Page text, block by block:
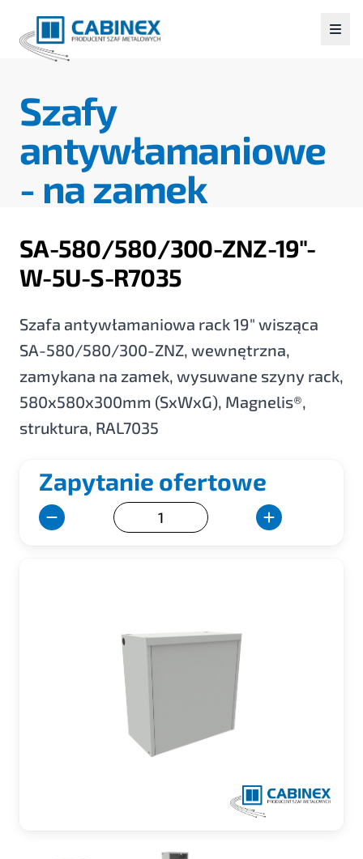
Szafy
antywłamaniowe
- na zamek
SA-580/580/300-ZNZ-19"-
W-5U-S-R7035
Szafa antywłamaniowa rack 19" wisząca
SA-580/580/300-ZNZ, wewnętrzna,
zamykana na zamek, wysuwane szyny rack,
580x580x300mm (SxWxG), Magnelis®,
struktura, RAL7035
Zapytanie ofertowe